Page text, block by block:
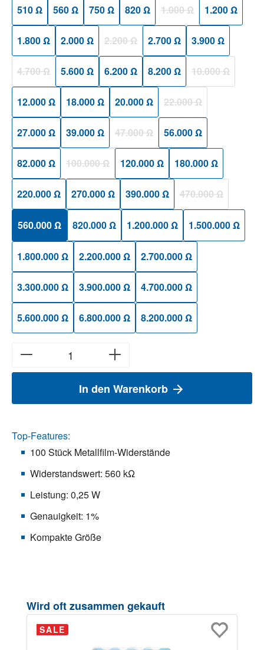
510 Ω 560 Ω 750 Ω 820 Ω 1.000 Ω(Diese Option ist zurzeit
1.200 Ω
1.800 Ω 2.000 Ω 2.200 Ω(Diese Option ist zurzeit nicht verfügbar.)
2.700 Ω 3.900 Ω
4.700 Ω(Diese Option ist zurzeit nicht verfügbar.)
5.600 Ω 6.200 Ω 8.200 Ω 10.000 Ω(Diese Option
12.000 Ω 18.000 Ω 20.000 Ω 22.000 Ω(Diese Option ist
27.000 Ω 39.000 Ω 47.000 Ω(Diese Option ist zurzeit nicht
56.000 Ω
82.000 Ω 100.000 Ω(Diese Option ist zurzeit nicht verfügbar.)
120.000 Ω 180.000 Ω
220.000 Ω 270.000 Ω 390.000 Ω 470.000 Ω(Diese Option ist
560.000 Ω 820.000 Ω 1.200.000 Ω 1.500.000 Ω
1.800.000 Ω 2.200.000 Ω 2.700.000 Ω
3.300.000 Ω 3.900.000 Ω 4.700.000 Ω
5.600.000 Ω 6.800.000 Ω 8.200.000 Ω
In den Warenkorb
Top-Features:
100 Stück Metallfilm-Widerstände
Widerstandswert: 560 kΩ
Leistung: 0,25 W
Genauigkeit: 1%
Kompakte Größe
Produktgalerie überspringen
Wird oft zusammen gekauft
SALE